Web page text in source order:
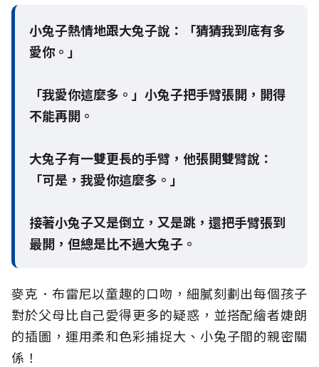
小兔子熱情地跟大兔子說：「猜猜我到底有多
愛你。」
「我愛你這麼多。」小兔子把手臂張開，開得
不能再開。
大兔子有一雙更長的手臂，他張開雙臂說：
「可是，我愛你這麼多。」
接著小兔子又是倒立，又是跳，還把手臂張到
最開，但總是比不過大兔子。
麥克．布雷尼以童趣的口吻，細膩刻劃出每個孩子
對於父母比自己愛得更多的疑惑，並搭配繪者婕朗
的插圖，運用柔和色彩捕捉大、小兔子間的親密關
係！